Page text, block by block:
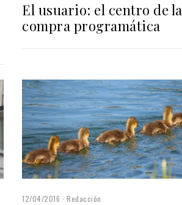
El usuario: el centro de la
compra programática
12/04/2016 Redacción